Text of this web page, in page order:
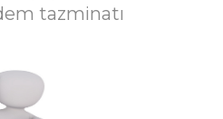
tazminatı